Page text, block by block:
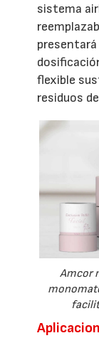
sistema
flexible
residuos
Amcor